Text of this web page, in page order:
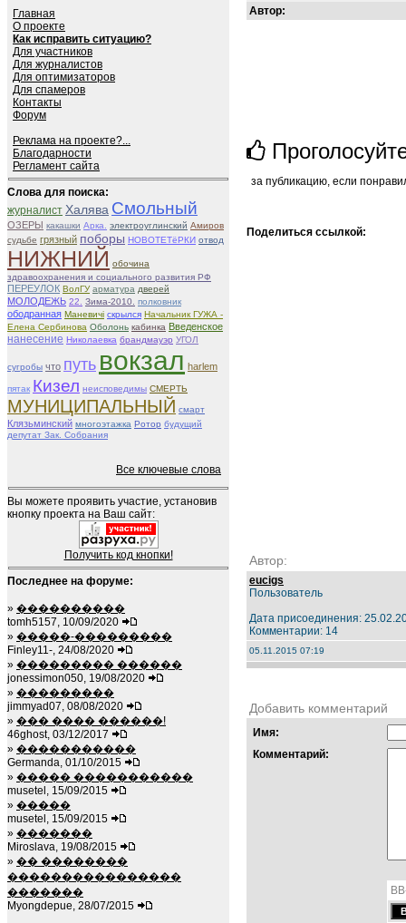
Главная
О проекте
Как исправить ситуацию?
Для участников
Для журналистов
Для оптимизаторов
Для спамеров
Контакты
Форум
Реклама на проекте?...
Благодарности
Регламент сайта
Слова для поиска:
журналист Халява Смольный
ОЗЕРЫ какашки Арка. электроуглинский Амиров
судьбе грязный поборы НОВОТЕТёРКИ отвод
НИЖНИЙ обочина
здравоохранения и социального развития РФ
ПЕРЕУЛОК ВолГУ арматура дверей
МОЛОДЕЖЬ 22. Зима-2010. полковник
ободранная Маневичі скрылся Начальник ГУЖА -
Елена Сербинова Оболонь кабинка Введенское
нанесение Николаевка брандмауэр УГОЛ
сугробы что путь вокзал harlem
пятак Кизел неисповедимы СМЕРТЬ
МУНИЦИПАЛЬНЫЙ смарт
Клязьминский многоэтажка Ротор будущий
депутат Зак. Собрания
Все ключевые слова
Вы можете проявить участие, установив
кнопку проекта на Ваш сайт:
Получить код кнопки!
Последнее на форуме:
» ����������
tomh5157, 10/09/2020
» �����-���������
Finley11-, 24/08/2020
» ��������� ������
jonessimon050, 19/08/2020
» ���������
jimmyad07, 08/08/2020
» ��� ���� ������!
46ghost, 03/12/2017
» �����������
Germanda, 01/10/2015
» ����� �����������
musetel, 15/09/2015
» �����
musetel, 15/09/2015
» �������
Miroslava, 19/08/2015
» �� ��������
����������������
�������
Myongdepue, 28/07/2015
Автор:
за публикацию, если
Поделиться ссылкой:
Автор:
eucigs
Пользователь
Дата присоединения:
Комментарии: 14
05.11.2015 07:19
Добавить комментарий
Имя:
Комментарий: